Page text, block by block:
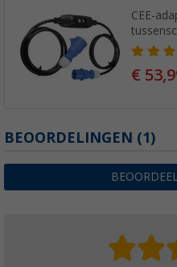
CEE-
€
BEOORDELINGEN (1)